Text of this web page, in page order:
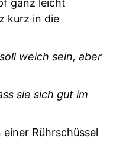
ganz leicht
kurz in die
weich sein, aber
sie sich gut im
Rührschüssel